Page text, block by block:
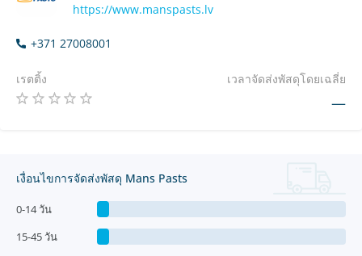
https://www.manspasts.lv
+371 27008001
เรตติ้ง เวลาจัดส่งพัสดุโดยเฉลี่ย
—
เงื่อนไขการจัดส่งพัสดุ Mans Pasts
0-14 วัน
15-45 วัน